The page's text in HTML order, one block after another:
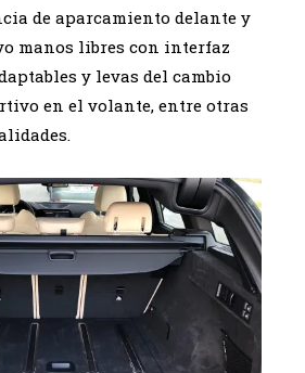
de aparcamiento delante y
manos libres con interfaz
y levas del cambio
en el volante, entre otras